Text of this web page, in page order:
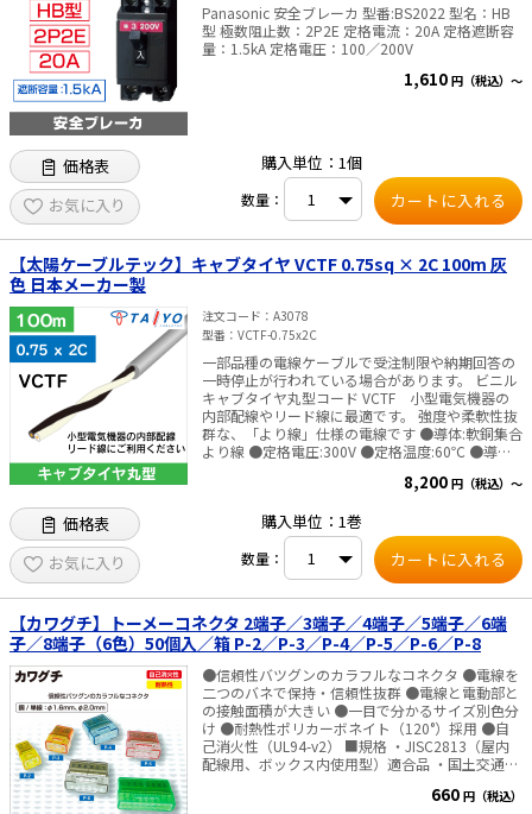
Panasonic 安全ブレーカ 型番:BS2022 型名：HB
型 極数阻止数：2P2E 定格電流：20A 定格遮断容
量：1.5kA 定格電圧：100／200V
1,610 円（税込）～
価格表
お気に入り
購入単位：1個
数量：
【太陽ケーブルテック】キャブタイヤ VCTF 0.75sq × 2C 100m 灰
色 日本メーカー製
注文コード
A3078
型番
VCTF-0.75x2C
一部品種の電線ケーブルで受注制限や納期回答の
一時停止が行われている場合があります。 ビニル
キャブタイヤ丸型コード VCTF 小型電気機器の
内部配線やリード線に最適です。 強度や柔軟性抜
群な、「より線」仕様の電線です ●導体:軟銅集合
より線 ●定格電圧:300V ●定格温度:60℃ ●導体
8,200 円（税込）～
価格表
お気に入り
購入単位：1巻
数量：
【カワグチ】トーメーコネクタ 2端子／3端子／4端子／5端子／6端
子／8端子（6色）50個入／箱 P-2／P-3／P-4／P-5／P-6／P-8
●信頼性バツグンのカラフルなコネクタ ●電線を
二つのバネで保持・信頼性抜群 ●電線と電動部と
の接触面積が大きい ●一目で分かるサイズ別色分
け ●耐熱性ポリカーボネイト（120°）採用 ●自
己消火性（UL94-v2） ■規格 ・JISC2813（屋内
配線用、ボックス内使用型）適合品 ・国土交通省
工事共通仕様書記載 ・全日電工連推奨品 ・（社）
660 円（税込）